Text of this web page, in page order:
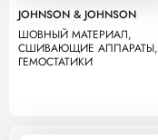
JOHNSON & JOHNSON
ШОВНЫЙ МАТЕРИАЛ,
СШИВАЮЩИЕ АППАРАТЫ,
ГЕМОСТАТИКИ